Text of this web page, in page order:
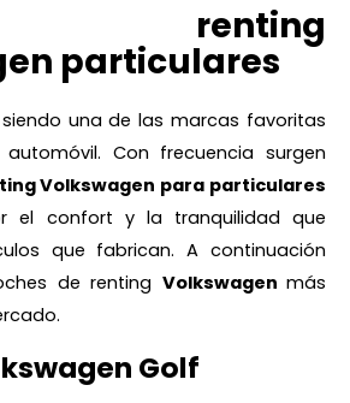
renting
particulares
una de las marcas favoritas
Con frecuencia surgen
Volkswagen para particulares
el confort y la tranquilidad que
que fabrican. A continuación
de renting Volkswagen más
Golf